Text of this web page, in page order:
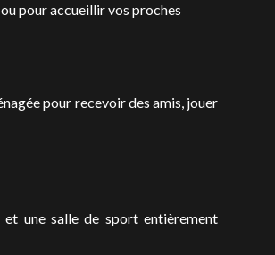
pour accueillir vos proches
pour recevoir des amis, jouer
et une salle de sport entièrement